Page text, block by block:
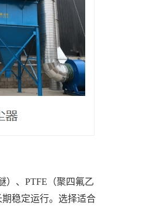
）、PTFE（聚四氟乙
稳定运行。选择适合